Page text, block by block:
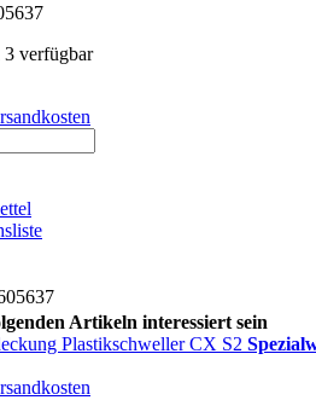
verfügbar
Artikeln interessiert sein